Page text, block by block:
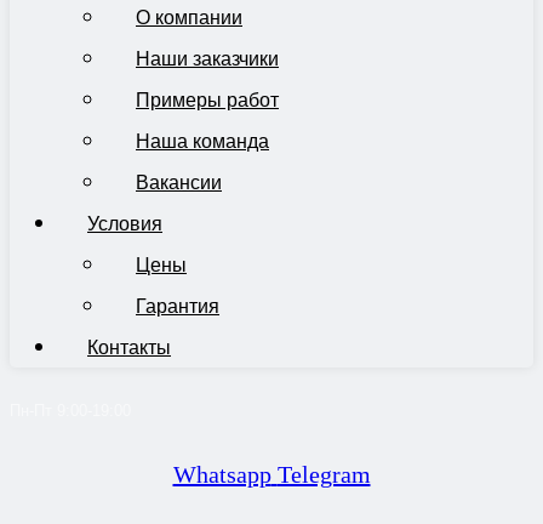
О компании
Наши заказчики
Примеры работ
Наша команда
Вакансии
Условия
Цены
Гарантия
Контакты
Whatsapp Telegram